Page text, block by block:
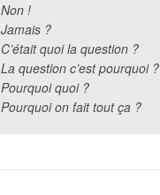
Non !
Jamais ?
C’était quoi la question ?
La question c’est pourquoi ?
Pourquoi quoi ?
Pourquoi on fait tout ça ?